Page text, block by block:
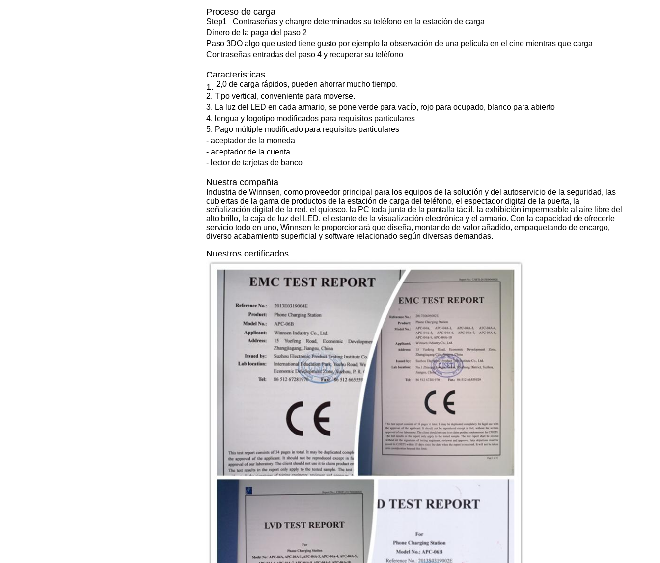
Proceso de carga
Step1 Contraseñas y chargre determinados su teléfono en la estación de carga
Dinero de la paga del paso 2
Paso 3DO algo que usted tiene gusto por ejemplo la observación de una película en el cine mientras que carga
Contraseñas entradas del paso 4 y recuperar su teléfono
Características
1. 2,0 de carga rápidos, pueden ahorrar mucho tiempo.
2. Tipo vertical, conveniente para moverse.
3. La luz del LED en cada armario, se pone verde para vacío, rojo para ocupado, blanco para abierto
4. lengua y logotipo modificados para requisitos particulares
5. Pago múltiple modificado para requisitos particulares
- aceptador de la moneda
- aceptador de la cuenta
- lector de tarjetas de banco
Nuestra compañía
Industria de Winnsen, como proveedor principal para los equipos de la solución y del autoservicio de la seguridad, las
cubiertas de la gama de productos de la estación de carga del teléfono, el espectador digital de la puerta, la
señalización digital de la red, el quiosco, la PC toda junta de la pantalla táctil, la exhibición impermeable al aire libre del
alto brillo, la caja de luz del LED, el estante de la visualización electrónica y el armario. Con la capacidad de ofrecerle
servicio todo en uno, Winnsen le proporcionará que diseña, montando de valor añadido, empaquetando de encargo,
diverso acabamiento superficial y software relacionado según diversas demandas.
Nuestros certificados